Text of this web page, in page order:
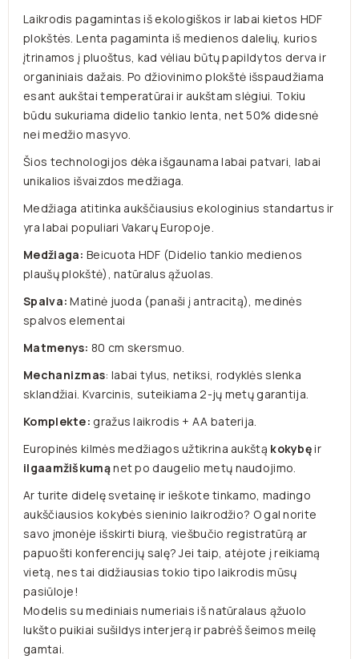
Laikrodis pagamintas iš ekologiškos ir labai kietos HDF
plokštės. Lenta pagaminta iš medienos dalelių, kurios
įtrinamos į pluoštus, kad vėliau būtų papildytos derva ir
organiniais dažais. Po džiovinimo plokštė išspaudžiama
esant aukštai temperatūrai ir aukštam slėgiui. Tokiu
būdu sukuriama didelio tankio lenta, net 50% didesnė
nei medžio masyvo.
Šios technologijos dėka išgaunama labai patvari, labai
unikalios išvaizdos medžiaga.
Medžiaga atitinka aukščiausius ekologinius standartus ir
yra labai populiari Vakarų Europoje.
Medžiaga: Beicuota HDF (Didelio tankio medienos
plaušų plokštė), natūralus ąžuolas.
Spalva: Matinė juoda (panaši į antracitą), medinės
spalvos elementai
Matmenys: 80 cm skersmuo.
Mechanizmas: labai tylus, netiksi, rodyklės slenka
sklandžiai. Kvarcinis, suteikiama 2-jų metų garantija.
Komplekte: gražus laikrodis + AA baterija.
Europinės kilmės medžiagos užtikrina aukštą kokybęir
ilgaamžiškumąnet po daugelio metų naudojimo.
Ar turite didelę svetainę ir ieškote tinkamo, madingo
aukščiausios kokybės sieninio laikrodžio? O gal norite
savo įmonėje išskirti biurą, viešbučio registratūrą ar
papuošti konferencijų salę? Jei taip, atėjote į reikiamą
vietą, nes tai didžiausias tokio tipo laikrodis mūsų
pasiūloje!
Modelis su mediniais numeriais iš natūralaus ąžuolo
lukšto puikiai sušildys interjerą ir pabrėš šeimos meilę
gamtai.